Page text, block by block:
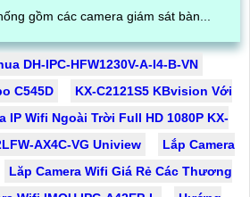
gồm các camera giám sát bàn...
DH-IPC-HFW1230V-A-I4-B-VN
C545D
KX-C2121S5 KBvision Với
IP Wifi Ngoài Trời Full HD 1080P KX-
AX4C-VG Uniview
Lắp Camera
Lăp Camera Wifi Giá Rẻ Các Thương